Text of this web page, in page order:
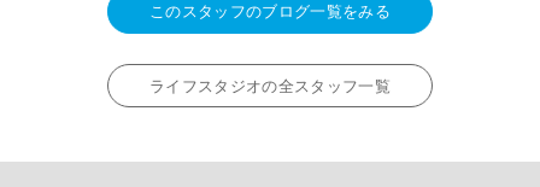
このスタッフのブログ一覧をみる
ライフスタジオの全スタッフ一覧